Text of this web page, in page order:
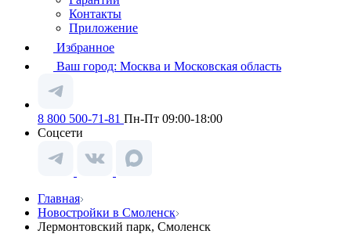
Контакты
Приложение
Избранное
Ваш город: Москва и Московская область
8 800 500-71-81 Пн-Пт 09:00-18:00
Соцсети
Главная
Новостройки в Смоленск
Лермонтовский парк, Смоленск